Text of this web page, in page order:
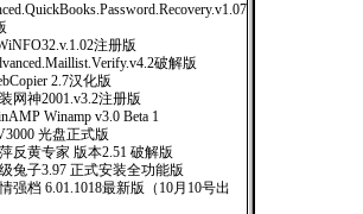
注册版
破解版
2.7汉化版
网神2001.v3.2注册版
Winamp v3.0 Beta 1
光盘正式版
反黄专家 版本2.51 破解版
兔子3.97 正式安装全功能版
强档 6.01.1018最新版（10月10号出